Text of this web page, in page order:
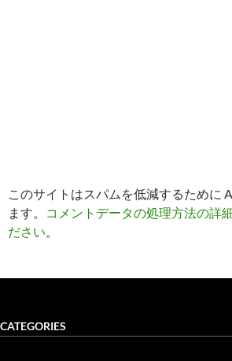
このサイトはスパムを低減するために
ます。
コメントデータの処理方法の詳
ださい。
CATEGORIES